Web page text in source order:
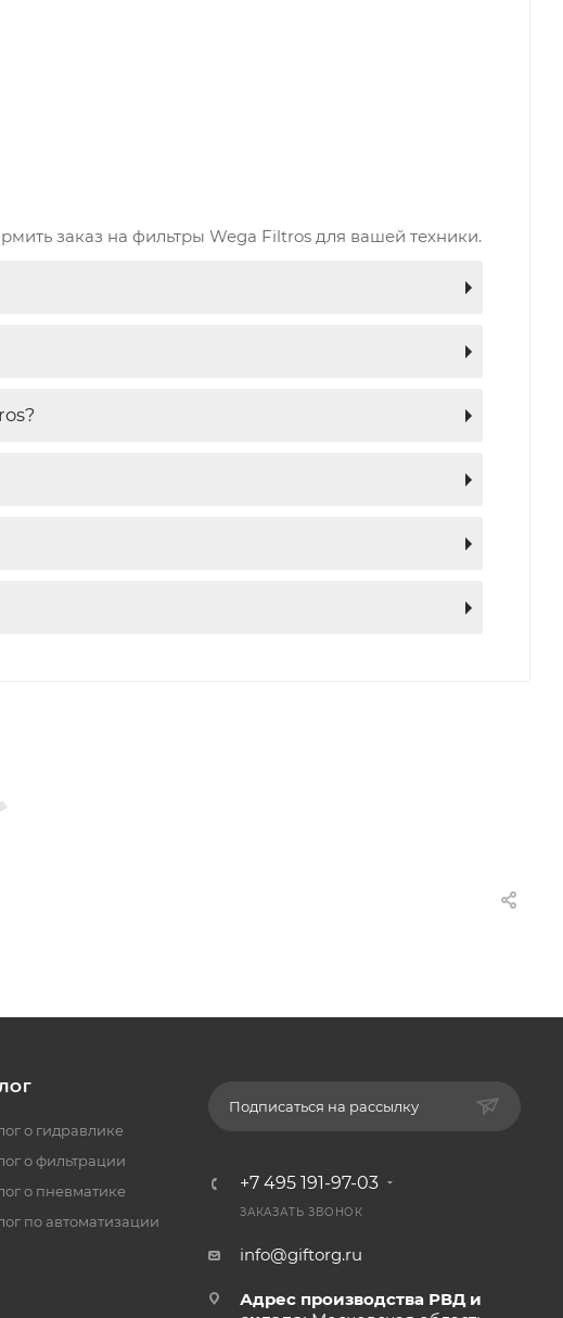
заказ на фильтры Wega Filtros для вашей техники.
о гидравлике
о фильтрации
о пневматике
по автоматизации
Подписаться на рассылку
+7 495 191-97-03
ЗАКАЗАТЬ ЗВОНОК
info@giftorg.ru
Адрес производства РВД и